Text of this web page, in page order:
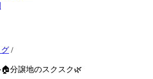
/
分譲地のスクスク🌿